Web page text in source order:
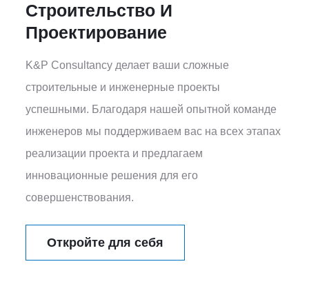
Строительство И
Проектирование
K&P Consultancy делает ваши сложные
строительные и инженерные проекты
успешными. Благодаря нашей опытной команде
инженеров мы поддерживаем вас на всех этапах
реализации проекта и предлагаем
инновационные решения для его
совершенствования.
Откройте для себя